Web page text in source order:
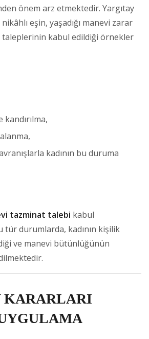
önem arz etmektedir. Yargıtay
eşin, yaşadığı manevi zarar
kabul edildiği örnekler
kadının bu duruma
tazminat talebi kabul
tür durumlarda, kadının kişilik
ve manevi bütünlüğünün
KARARLARI